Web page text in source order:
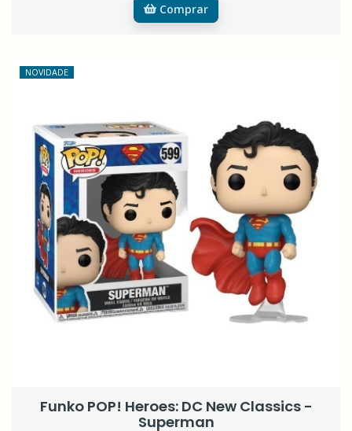
Comprar
NOVIDADE
Funko POP! Heroes: DC New Classics -
Superman